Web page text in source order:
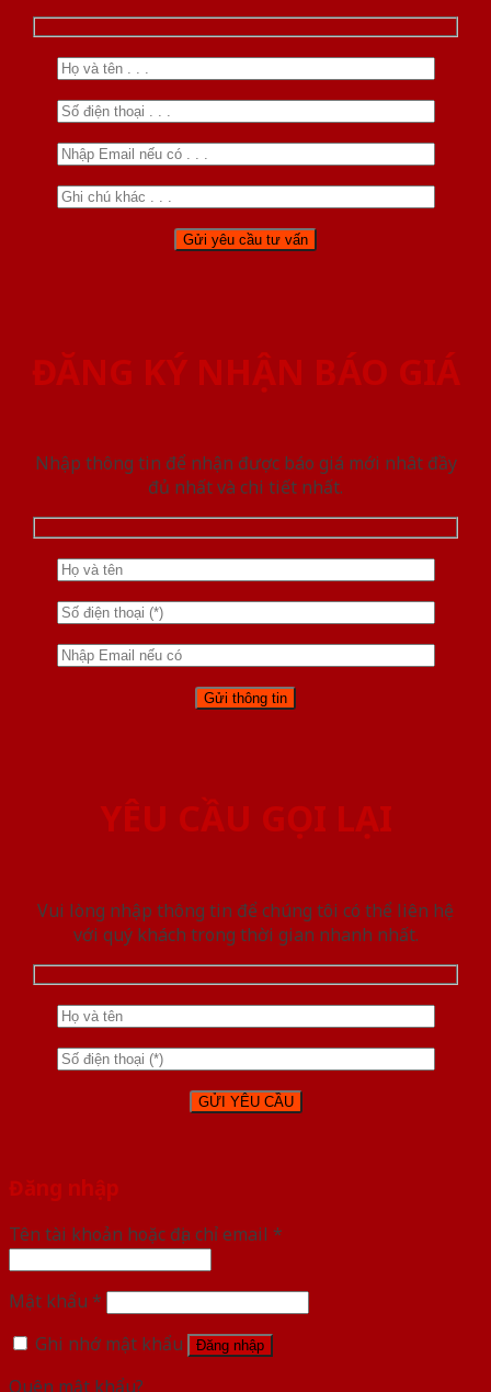
ĐĂNG KÝ NHẬN BÁO GIÁ
Nhập thông tin để nhận được báo giá mới nhât đầy
đủ nhất và chi tiết nhất.
YÊU CẦU GỌI LẠI
Vui lòng nhập thông tin để chúng tôi có thể liên hệ
với quý khách trong thời gian nhanh nhất.
Đăng nhập
Tên tài khoản hoặc địa chỉ email *
Mật khẩu *
Ghi nhớ mật khẩu
Đăng nhập
Quên mật khẩu?